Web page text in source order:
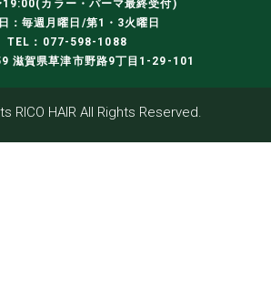
カラー・パーマ最終受付)
：毎週月曜日/第1・3火曜日
TEL：077-598-1088
滋賀県草津市野路9丁目1-29-101
RICO HAIR All Rights Reserved.